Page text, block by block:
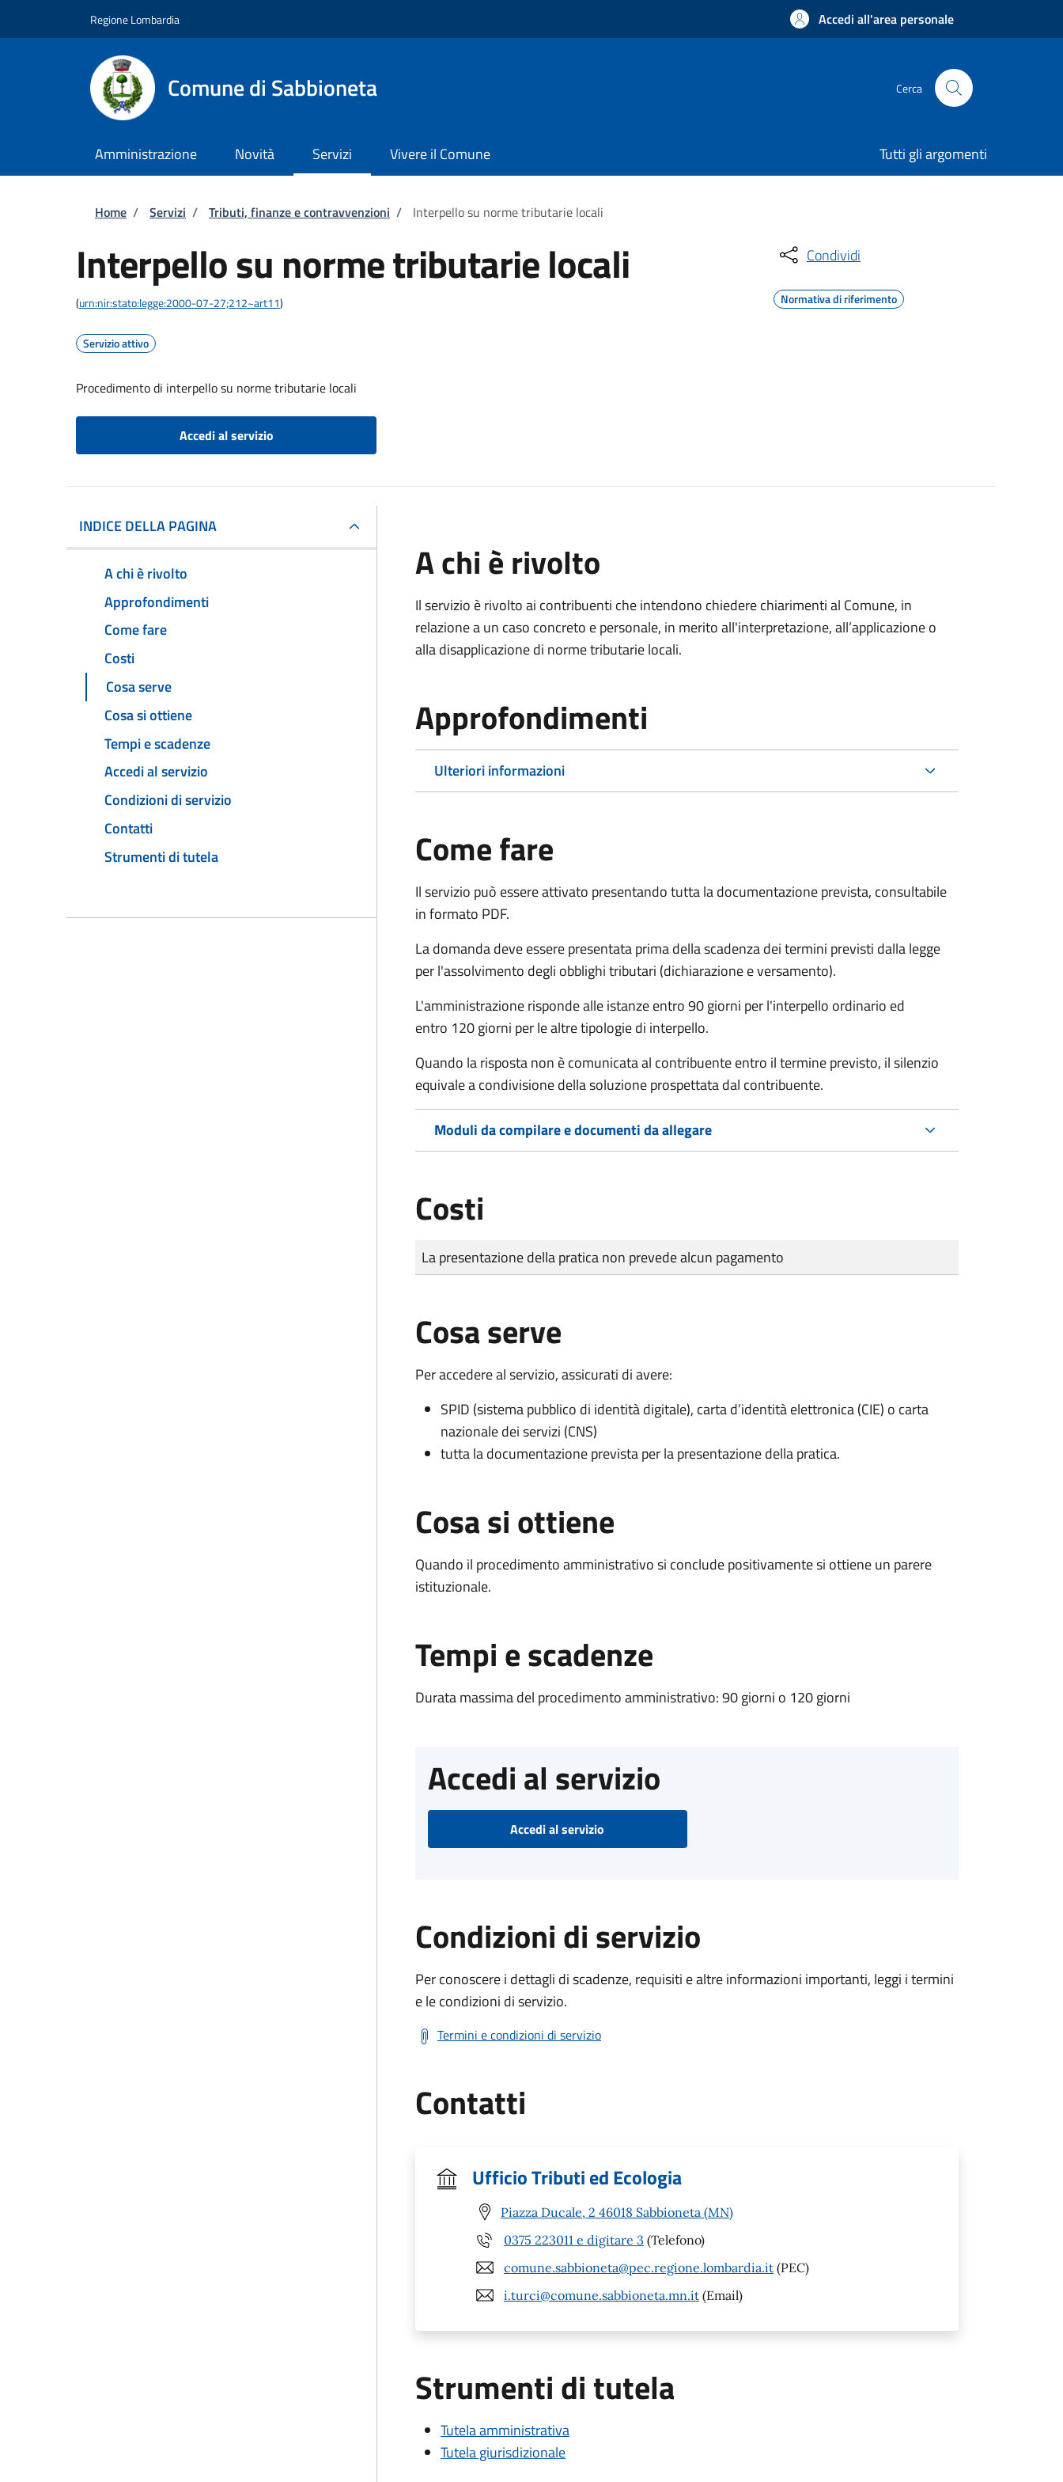
Regione Lombardia Accedi all'area personale
Comune di Sabbioneta Cerca
Amministrazione Novità Servizi Vivere il Comune Tutti gli argomenti
Briciole di pane
Home / Servizi / Tributi, finanze e contravvenzioni / Interpello su norme tributarie locali
Interpello su norme tributarie locali
(urn:nir:stato:legge:2000-07-27;212~art11)
Servizio attivo
Procedimento di interpello su norme tributarie locali
Accedi al servizio
Condividi
Normativa di riferimento
INDICE DELLA PAGINA
A chi è rivolto
Approfondimenti
Come fare
Costi
Cosa serve
Cosa si ottiene
Tempi e scadenze
Accedi al servizio
Condizioni di servizio
Contatti
Strumenti di tutela
A chi è rivolto
Il servizio è rivolto ai contribuenti che intendono chiedere chiarimenti al Comune, in
relazione a un caso concreto e personale, in merito all'interpretazione, all’applicazione o
alla disapplicazione di norme tributarie locali.
Approfondimenti
Ulteriori informazioni
Come fare
Il servizio può essere attivato presentando tutta la documentazione prevista, consultabile
in formato PDF.
La domanda deve essere presentata prima della scadenza dei termini previsti dalla legge
per l'assolvimento degli obblighi tributari (dichiarazione e versamento).
L'amministrazione risponde alle istanze entro 90 giorni per l'interpello ordinario ed
entro 120 giorni per le altre tipologie di interpello.
Quando la risposta non è comunicata al contribuente entro il termine previsto, il silenzio
equivale a condivisione della soluzione prospettata dal contribuente.
Moduli da compilare e documenti da allegare
Costi
Tipo di pagamento
Importo
La presentazione della pratica non prevede alcun pagamento
Cosa serve
Per accedere al servizio, assicurati di avere:
SPID (sistema pubblico di identità digitale), carta d’identità elettronica (CIE) o carta
nazionale dei servizi (CNS)
tutta la documentazione prevista per la presentazione della pratica.
Cosa si ottiene
Quando il procedimento amministrativo si conclude positivamente si ottiene un parere
istituzionale.
Tempi e scadenze
Durata massima del procedimento amministrativo: 90 giorni o 120 giorni
Accedi al servizio
Accedi al servizio
Condizioni di servizio
Per conoscere i dettagli di scadenze, requisiti e altre informazioni importanti, leggi i termini
e le condizioni di servizio.
Termini e condizioni di servizio
Contatti
Ufficio Tributi ed Ecologia
Piazza Ducale, 2 46018 Sabbioneta (MN)
0375 223011 e digitare 3 (Telefono)
comune.sabbioneta@pec.regione.lombardia.it (PEC)
i.turci@comune.sabbioneta.mn.it (Email)
Strumenti di tutela
Tutela amministrativa
Tutela giurisdizionale